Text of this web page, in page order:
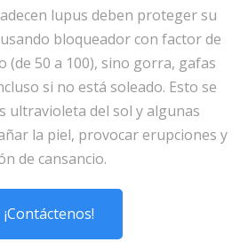
lupus deben proteger su
bloqueador con factor de
(de 50 a 100), sino gorra, gafas
si no está soleado. Esto se
ultravioleta del sol y algunas
la piel, provocar erupciones y
de cansancio.
¡Contáctenos!